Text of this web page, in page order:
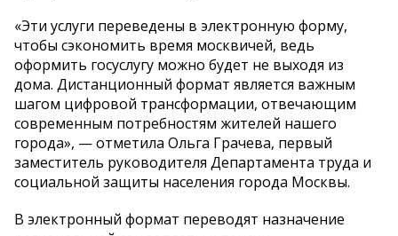
«Эти услуги переведены в электронную форму,
чтобы сэкономить время москвичей, ведь
оформить госуслугу можно будет не выходя из
дома. Дистанционный формат является важным
шагом цифровой трансформации, отвечающим
современным потребностям жителей нашего
города», — отметила Ольга Грачева, первый
заместитель руководителя Департамента труда и
социальной защиты населения города Москвы.
В электронный формат переводят назначение